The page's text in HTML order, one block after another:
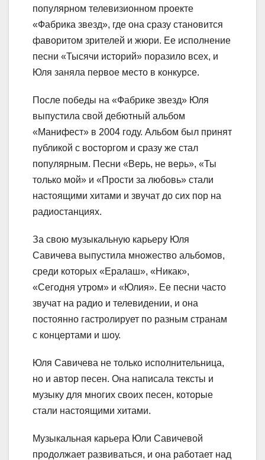
популярном телевизионном проекте
«Фабрика звезд», где она сразу становится
фаворитом зрителей и жюри. Ее исполнение
песни «Тысячи историй» поразило всех, и
Юля заняла первое место в конкурсе.
После победы на «Фабрике звезд» Юля
выпустила свой дебютный альбом
«Манифест» в 2004 году. Альбом был принят
публикой с восторгом и сразу же стал
популярным. Песни «Верь, не верь», «Ты
только мой» и «Прости за любовь» стали
настоящими хитами и звучат до сих пор на
радиостанциях.
За свою музыкальную карьеру Юля
Савичева выпустила множество альбомов,
среди которых «Ералаш», «Никак»,
«Сегодня утром» и «Юлия». Ее песни часто
звучат на радио и телевидении, и она
постоянно гастролирует по разным странам
с концертами и шоу.
Юля Савичева не только исполнительница,
но и автор песен. Она написала тексты и
музыку для многих своих песен, которые
стали настоящими хитами.
Музыкальная карьера Юли Савичевой
продолжает развиваться, и она работает над